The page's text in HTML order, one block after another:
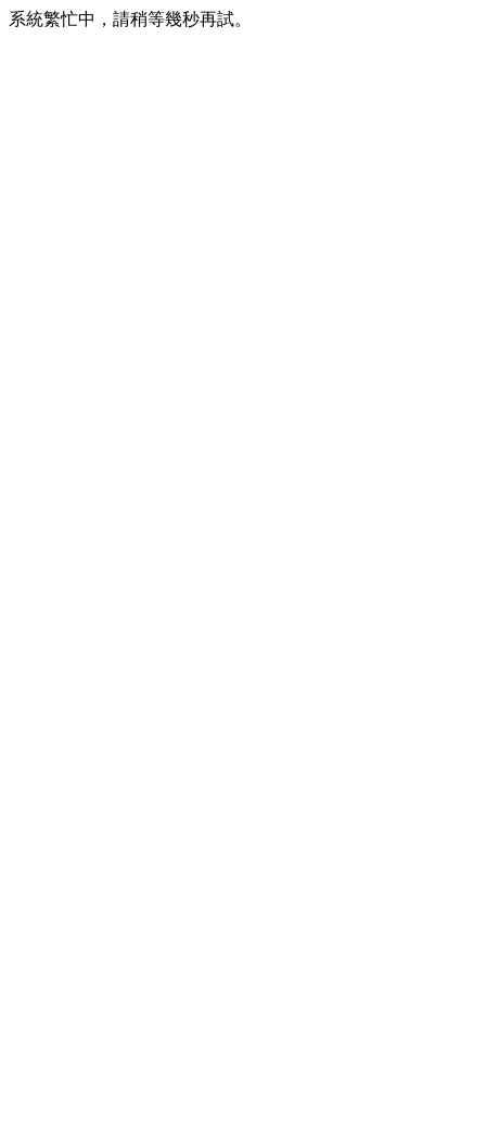
系統繁忙中，請稍等幾秒再試。